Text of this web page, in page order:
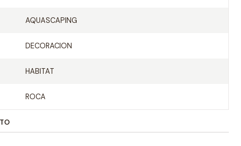
AQUASCAPING
DECORACION
HABITAT
ROCA